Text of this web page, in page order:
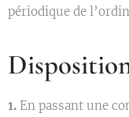
périodique de
1. En passant une